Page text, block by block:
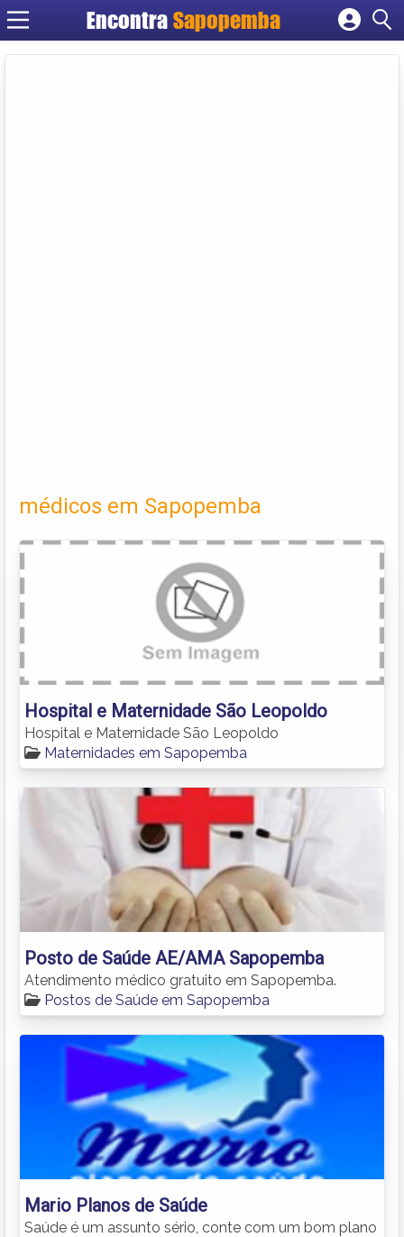
Encontra Sapopemba
Cadastrar empresa
médicos em Sapopemba
Hospital e Maternidade São Leopoldo
Hospital e Maternidade São Leopoldo
Maternidades em Sapopemba
Posto de Saúde AE/AMA Sapopemba
Atendimento médico gratuito em Sapopemba.
Postos de Saúde em Sapopemba
Mario Planos de Saúde
Saúde é um assunto sério, conte com um bom plano